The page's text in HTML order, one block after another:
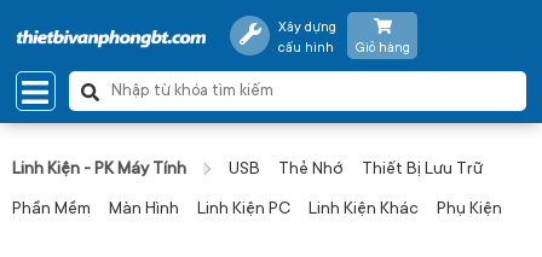
Xây dựng
cấu hình
Giỏ hàng
Linh Kiện - PK Máy Tính USB Thẻ Nhớ Thiết Bị Lưu Trữ
Phần Mềm Màn Hình Linh Kiện PC Linh Kiện Khác Phụ Kiện